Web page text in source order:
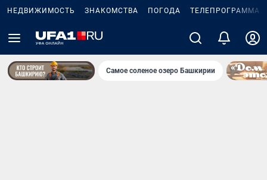
НЕДВИЖИМОСТЬ ЗНАКОМСТВА ПОГОДА ТЕЛЕПРОГРАММА
Самое соленое озеро Башкирии